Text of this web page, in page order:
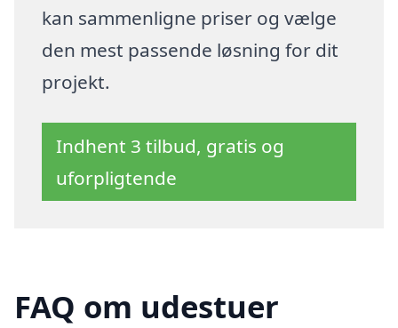
kan sammenligne priser og vælge
den mest passende løsning for dit
projekt.
Indhent 3 tilbud, gratis og
uforpligtende
FAQ om udestuer